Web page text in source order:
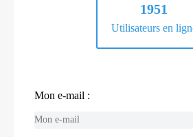
1951
Utilisateurs en
Mon e-mail :